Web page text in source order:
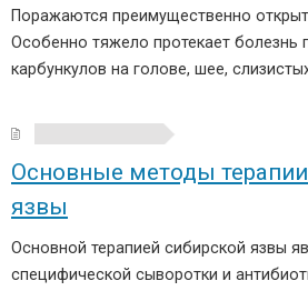
Поражаются преимущественно
Особенно тяжело протекает болезнь
карбункулов на голове, шее,
Основные методы
язвы
Основной терапией сибирской язвы
специфической сыворотки и